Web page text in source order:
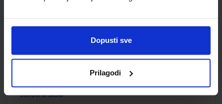
Dopusti sve
Prilagodi
Udžbenik Omot
GLAZBENI KRUG 8; udžbenik glazbene kulture za osmi razred
osnovne škole